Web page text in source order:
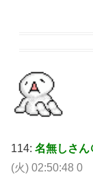
114: 名無しさん
(火) 02:50:48 0